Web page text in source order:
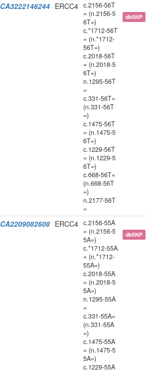
CA3222146244 ERCC4 c.2156-56T
= (n.2156-5
6T=)
c.*1712-56T
= (n.*1712-
56T=)
c.2018-56T
= (n.2018-5
6T=)
n.1295-56T
=
c.331-56T=
(n.331-56T
=)
c.1475-56T
= (n.1475-5
6T=)
c.1229-56T
= (n.1229-5
6T=)
c.668-56T=
(n.668-56T
=)
n.2177-56T
=
dbSNP
CA2209082608 ERCC4 c.2156-55A
= (n.2156-5
5A=)
c.*1712-55A
= (n.*1712-
55A=)
c.2018-55A
= (n.2018-5
5A=)
n.1295-55A
=
c.331-55A=
(n.331-55A
=)
c.1475-55A
= (n.1475-5
5A=)
c.1229-55A
dbSNP